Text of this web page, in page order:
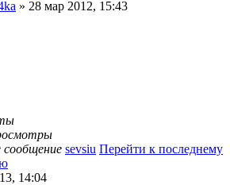
» 28 мар 2012, 15:43
сообщение sevsiu Перейти к последнему
14:04